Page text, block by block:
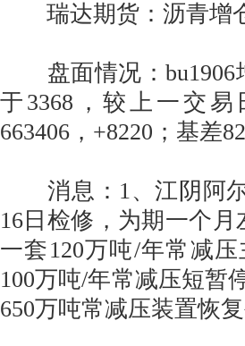
瑞达期货：沥青增
盘面情况：bu1906
于3368，较上一交易
663406，+8220；基差
消息：1、江阴阿尔
16日检修，为期一个月
一套120万吨/年常减
100万吨/年常减压短暂
650万吨常减压装置恢